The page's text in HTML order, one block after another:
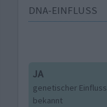
DNA-EINFLUSS
JA
genetischer Einfluss
bekannt